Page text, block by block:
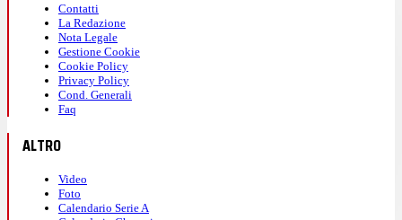
Contatti
La Redazione
Nota Legale
Gestione Cookie
Cookie Policy
Privacy Policy
Cond. Generali
Faq
ALTRO
Video
Foto
Calendario Serie A